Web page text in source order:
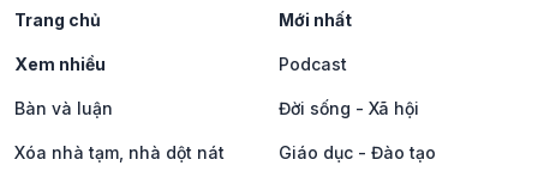
Trang chủ Mới nhất
Xem nhiều Podcast
Bàn và luận Đời sống - Xã hội
Xóa nhà tạm, nhà dột nát Giáo dục - Đào tạo